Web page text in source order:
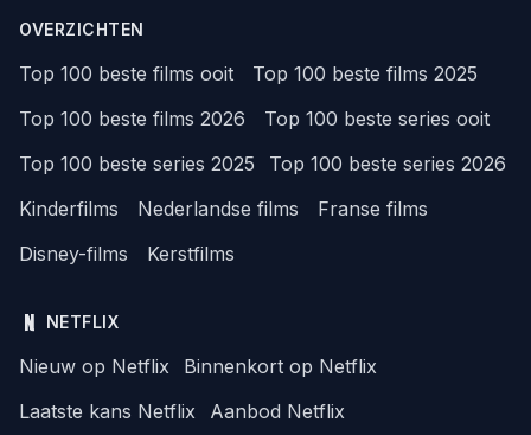
OVERZICHTEN
Top 100 beste films ooit
Top 100 beste films 2025
Top 100 beste films 2026
Top 100 beste series ooit
Top 100 beste series 2025
Top 100 beste series 2026
Kinderfilms
Nederlandse films
Franse films
Disney-films
Kerstfilms
NETFLIX
Nieuw op Netflix
Binnenkort op Netflix
Laatste kans Netflix
Aanbod Netflix